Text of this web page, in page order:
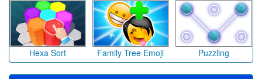
Hexa Sort Family Tree Emoji Puzzling